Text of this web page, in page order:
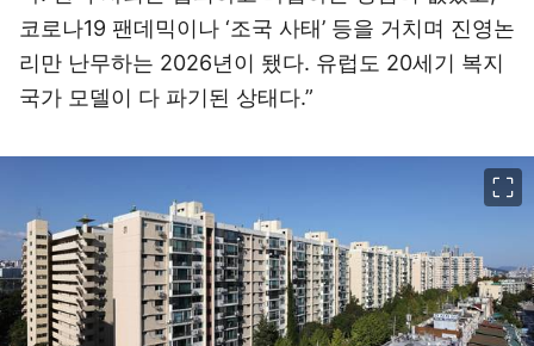
코로나19 팬데믹이나 ‘조국 사태’ 등을 거치며 진영논
리만 난무하는 2026년이 됐다. 유럽도 20세기 복지
국가 모델이 다 파기된 상태다.”